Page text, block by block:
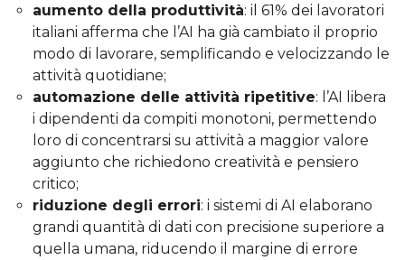
aumento della produttività: il 61% dei lavoratori
italiani afferma che l’AI ha già cambiato il proprio
modo di lavorare, semplificando e velocizzando le
attività quotidiane;
automazione delle attività ripetitive: l’AI libera
i dipendenti da compiti monotoni, permettendo
loro di concentrarsi su attività a maggior valore
aggiunto che richiedono creatività e pensiero
critico;
riduzione degli errori: i sistemi di AI elaborano
grandi quantità di dati con precisione superiore a
quella umana, riducendo il margine di errore